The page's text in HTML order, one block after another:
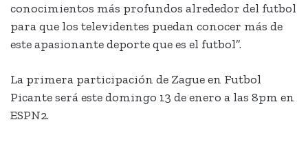
conocimientos más profundos alrededor del futbol
para que los televidentes puedan conocer más de
este apasionante deporte que es el futbol”.
La primera participación de Zague en Futbol
Picante será este domingo 13 de enero a las 8pm en
ESPN2.